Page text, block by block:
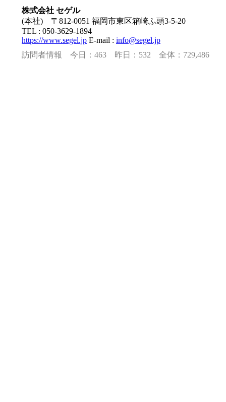
株式会社 セゲル
(本社) 〒812-0051 福岡市東区箱崎ふ頭3-5-20
TEL : 050-3629-1894
https://www.segel.jp E-mail : info@segel.jp
訪問者情報 今日：463 昨日：532 全体：729,486